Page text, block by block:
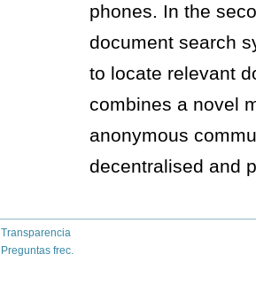
phones. In the
document search
to locate relevant
combines a novel
anonymous
decentralised and
Transparencia
Preguntas frec.